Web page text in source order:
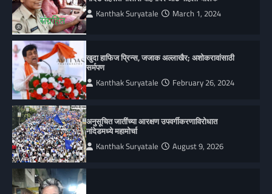
Kanthak Suryatale March 1, 2024
खुदा हाफिज प्रिन्स, जजाक अल्लाखैर; अशोकरावांसाठी
सर्मपण
Kanthak Suryatale February 26, 2024
अनुसूचित जातींच्या आरक्षण उपवर्गीकरणाविरोधात
नांदेडमध्ये महामोर्चा
Kanthak Suryatale August 9, 2026